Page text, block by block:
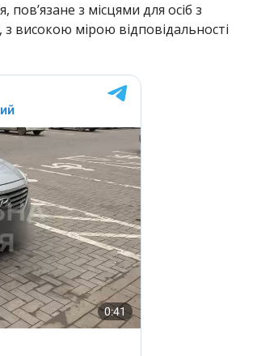
з місцями для осіб з
високою мірою відповідальності